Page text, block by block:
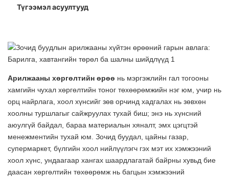
Хүйтэн өрөөний шалны шийдлүүд
Түгээмэл асуултууд
Арилжааны хөргөлтийн өрөө нь мэргэжлийн гал тогооны
хамгийн чухал хөргөлтийн тоног төхөөрөмжийн нэг юм, учир нь
орц найрлага, хоол хүнсийг зөв орчинд хадгалах нь зөвхөн
хоолны туршлагыг сайжруулах тухай биш; энэ нь хүнсний
аюулгүй байдал, бараа материалын хяналт, эмх цэгцтэй
менежментийн тухай юм. Зочид буудал, цайны газар,
супермаркет, бүлгийн хоол нийлүүлэгч гэх мэт их хэмжээний
хоол хүнс, ундаагаар хангах шаардлагатай байрны хувьд бие
даасан хөргөлтийн төхөөрөмж нь багцын хэмжээний